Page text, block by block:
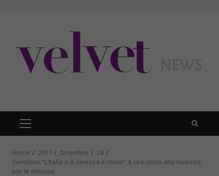
PRIMARY
MENU
Home 2017 Dicembre
28
Gentiloni: “L’Italia si è rimessa in moto”. E ora conto alla rovescia
per le elezioni…